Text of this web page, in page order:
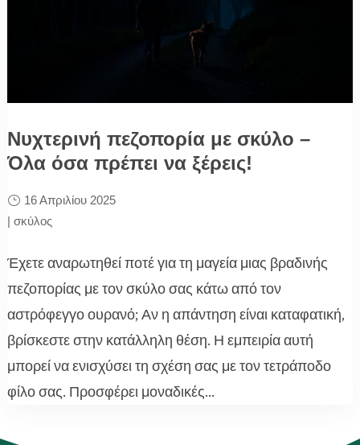
Νυχτερινή πεζοπορία με σκύλο –
Όλα όσα πρέπει να ξέρεις!
16 Απριλίου 2025
| σκύλος
Έχετε αναρωτηθεί ποτέ για τη μαγεία μιας βραδινής
πεζοπορίας με τον σκύλο σας κάτω από τον
αστρόφεγγο ουρανό; Αν η απάντηση είναι καταφατική,
βρίσκεστε στην κατάλληλη θέση. Η εμπειρία αυτή
μπορεί να ενισχύσει τη σχέση σας με τον τετράποδο
φίλο σας. Προσφέρει μοναδικές...